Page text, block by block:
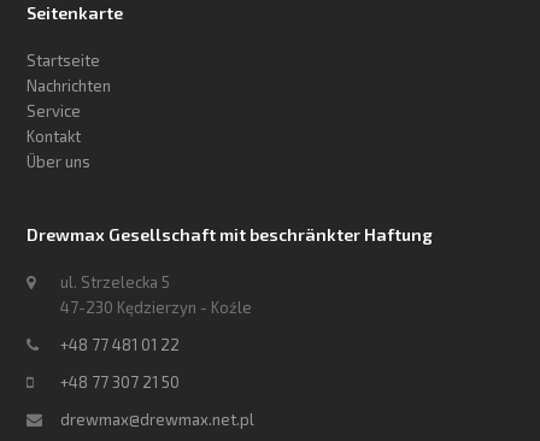
Seitenkarte
Startseite
Nachrichten
Service
Kontakt
Über uns
Drewmax Gesellschaft mit beschränkter Haftung
ul. Strzelecka 5
47-230 Kędzierzyn - Koźle
+48 77 481 01 22
+48 77 307 21 50
drewmax@drewmax.net.pl